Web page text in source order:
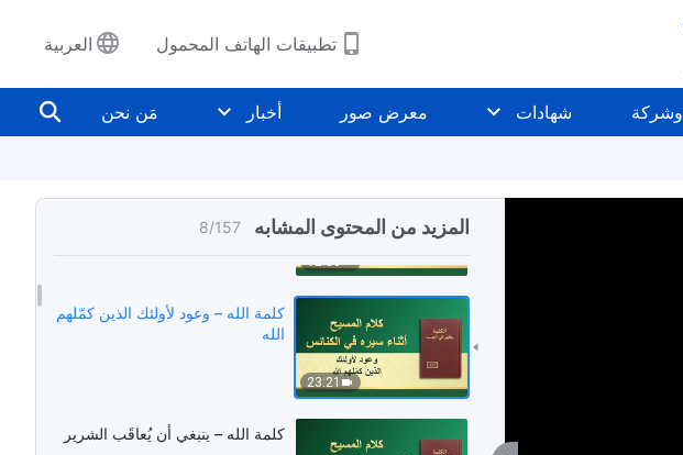
تطبيقات الهاتف المحمول العربية
شهادات معرض صور أخبار مَن نحن
المزيد من المحتوى المشابه 8/157
18:13
طبيعية مع الله
12:56
23:21
كلمة الله – وعود لأولئك الذين كمّلهم
الله
كلمة الله – ينبغي أن يُعاقَب الشرير